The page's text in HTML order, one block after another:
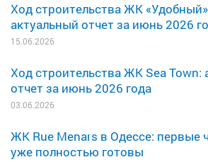
Ход строительства ЖК
актуальный отчет за июнь 2026
15.06.2026
Ход строительства ЖК Sea Town:
отчет за июнь 2026 года
03.06.2026
ЖК Rue Menars в Одессе: первые
уже полностью готовы